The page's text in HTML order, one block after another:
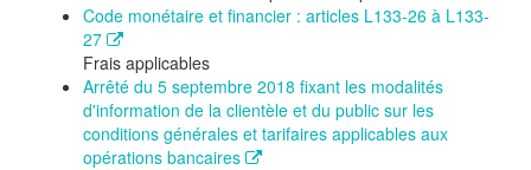
Code monétaire et financier : articles L133-26 à L133-
27
Frais applicables
Arrêté du 5 septembre 2018 fixant les modalités
d'information de la clientèle et du public sur les
conditions générales et tarifaires applicables aux
opérations bancaires